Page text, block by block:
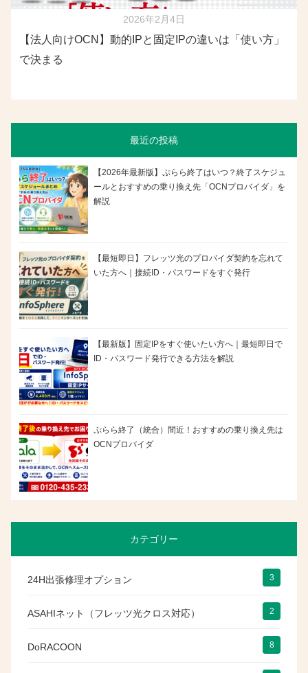
2026年2月4日
【法人向けOCN】動的IPと固定IPの違いは「使い方」
で決まる
最近の投稿
【2026年最新版】ぷらら終了はいつ？終了スケジュ
ールとおすすめの乗り換え先「OCNプロバイダ」を
解説
【最短即日】フレッツ光のプロバイダ契約を忘れて
いた方へ｜接続ID・パスワードをすぐ発行
【最新版】固定IPをすぐ使いたい方へ｜最短即日で
ID・パスワード発行できる方法を解説
ぷらら終了（統合）間近！おすすめの乗り換え先は
OCNプロバイダ
カテゴリー
24H出張修理オプション 3
ASAHIネット（フレッツ光クロス対応） 2
DoRACOON 8